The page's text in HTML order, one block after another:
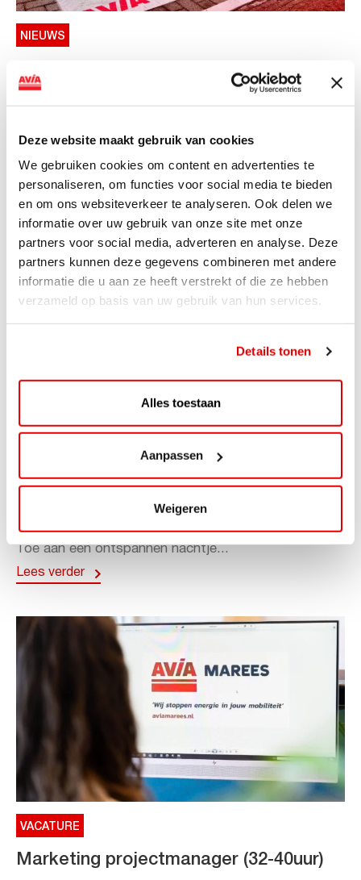
Deze website maakt gebruik van cookies
We gebruiken cookies om content en advertenties te
personaliseren, om functies voor social media te bieden
en om ons websiteverkeer te analyseren. Ook delen we
informatie over uw gebruik van onze site met onze
partners voor social media, adverteren en analyse. Deze
partners kunnen deze gegevens combineren met andere
informatie die u aan ze heeft verstrekt of die ze hebben
verzameld op basis van uw gebruik van hun services.
Details tonen
Alles toestaan
Aanpassen
Weigeren
NIEUWS
AVIA VOLT en Fletcher Hotels starten
landelijke uitrol van DC-
AVIA VOLT en Fletcher Hotels starten landelijke uitrol
van DC-snellaadinfrastructuur AVIA VOLT en...
Lees verder
ViaAVIA Super Deal: 20% korting bij
ViaAVIA Super Deal: €25 korting bij ViaLuxury Hotels
Toe aan een ontspannen nachtje...
Lees verder
VACATURE
Marketing projectmanager (32-40uur)